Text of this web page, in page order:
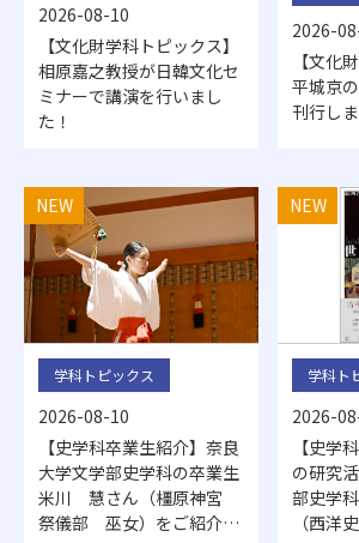
2026-08-10
【文化財学科トピックス】
相原嘉之教授が日韓文化セ
ミナーで講演を行いまし
た！
2026-
【文化
平城京
刊行し
学科トピックス
NEW
2026-08-10
【史学科卒業生紹介】奈良
大学文学部史学科の卒業生
米川 慧さん（橿原神宮
祭儀部 巫女）をご紹介し
学科ト
NEW
2026-
【史学
の研究
部史学
（西洋